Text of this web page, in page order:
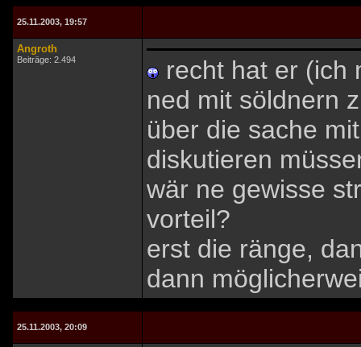
25.11.2003, 19:57
Angroth
Beiträge: 2.494
recht hat er (ich
ned mit söldnern
über die sache
diskutieren
wär ne gewisse
vorteil?
erst die ränge,
dann
25.11.2003, 20:09